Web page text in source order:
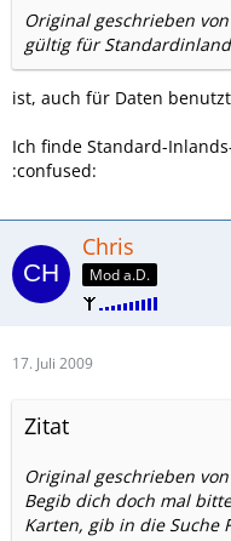
Original geschrieben von
gültig für
ist, auch für Daten
Ich finde Standard-
:confused:
Chris
Mod a.D.
17. Juli 2009
Zitat
Original geschrieben
Begib dich doch mal
Karten, gib in die Suche